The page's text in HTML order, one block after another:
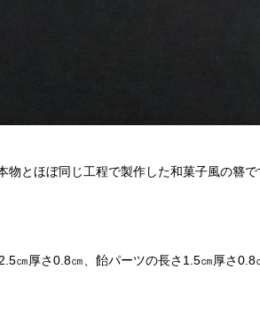
㎝厚さ0.8㎝、飴パーツの長さ1.5㎝厚さ0.8